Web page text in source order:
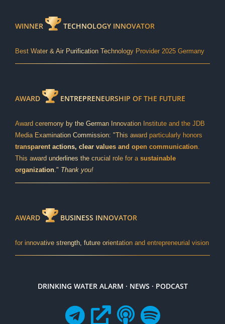
WINNER TECHNOLOGY INNOVATOR
Best Water & Air Purification Technology Provider 2025 Germany
AWARD ENTREPRENEURSHIP OF THE FUTURE
Award ceremony by the German Innovation Institute and the JDB
Media Examination Commission: "This award particularly honors
transparent actions, clear values and open communication.
This award underlines the crucial role for a sustainable
organization." Thank you!
AWARD BUSINESS INNOVATOR
for innovative strength, future orientation and entrepreneurial vision
DRINKING WATER ALARM · NEWS · PODCAST